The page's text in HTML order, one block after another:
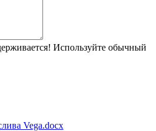
Используйте обычный
Vega.docx